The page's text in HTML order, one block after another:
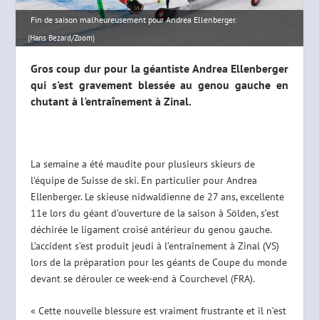
Fin de saison malheureusement pour Andrea Ellenberger.
(Hans Bezard/Zoom)
Gros coup dur pour la géantiste Andrea Ellenberger
qui s'est gravement blessée au genou gauche en
chutant à l'entraînement à Zinal.
La semaine a été maudite pour plusieurs skieurs de
l’équipe de Suisse de ski. En particulier pour Andrea
Ellenberger. Le skieuse nidwaldienne de 27 ans, excellente
11e lors du géant d’ouverture de la saison à Sölden, s’est
déchirée le ligament croisé antérieur du genou gauche.
L’accident s’est produit jeudi à l’entraînement à Zinal (VS)
lors de la préparation pour les géants de Coupe du monde
devant se dérouler ce week-end à Courchevel (FRA).
« Cette nouvelle blessure est vraiment frustrante et il n’est